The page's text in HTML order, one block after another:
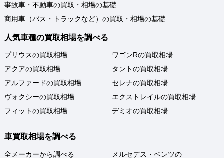
事故車・不動車の買取・相場の基礎
商用車（バス・トラックなど）の買取・相場の基礎
人気車種の買取相場を調べる
プリウスの買取相場
アクアの買取相場
アルファードの買取相場
ヴォクシーの買取相場
フィットの買取相場
ワゴンRの買取相場
タントの買取相場
セレナの買取相場
エクストレイルの買取相場
デミオの買取相場
車買取相場を調べる
全メーカーから調べる
メルセデス・ベンツの